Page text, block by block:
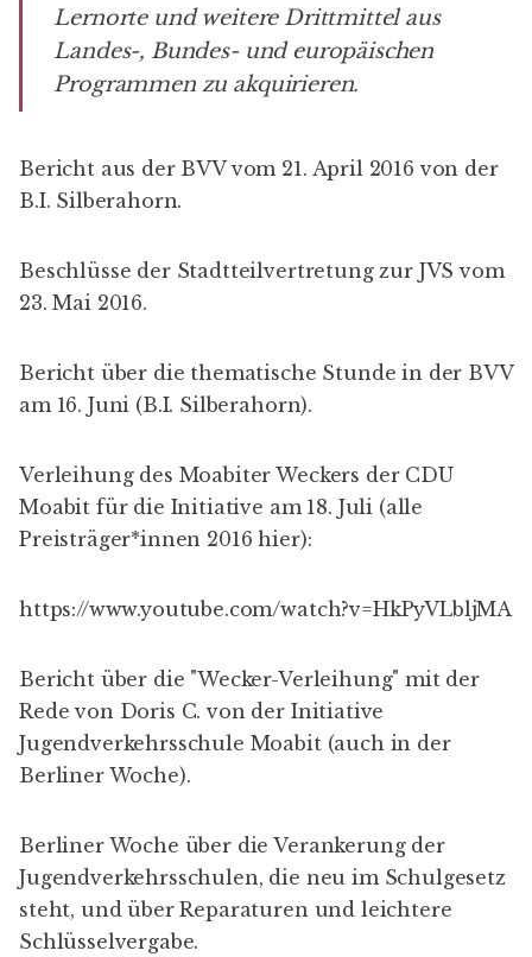
Lernorte und weitere Drittmittel aus
Landes-, Bundes- und europäischen
Programmen zu akquirieren.
Bericht aus der BVV vom 21. April 2016 von der
B.I. Silberahorn.
Beschlüsse der Stadtteilvertretung zur JVS vom
23. Mai 2016.
Bericht über die thematische Stunde in der BVV
am 16. Juni (B.I. Silberahorn).
Verleihung des Moabiter Weckers der CDU
Moabit für die Initiative am 18. Juli (alle
Preisträger*innen 2016 hier):
https://www.youtube.com/watch?v=HkPyVLbljMA
Berichtüber die "Wecker-Verleihung" mit der
Rede von Doris C. von der Initiative
Jugendverkehrsschule Moabit (auch in der
Berliner Woche).
Berliner Woche über die Verankerung der
Jugendverkehrsschulen, die neu im Schulgesetz
steht, und über Reparaturen und leichtere
Schlüsselvergabe.